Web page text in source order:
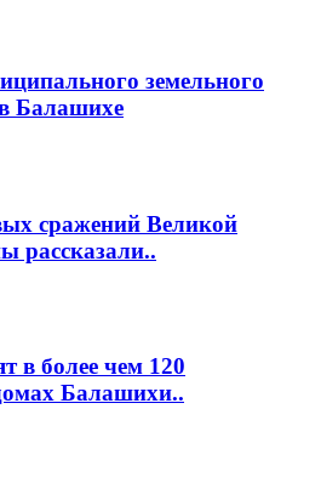
земельного
Балашихе
сражений Великой
рассказали..
в более чем 120
Балашихи..